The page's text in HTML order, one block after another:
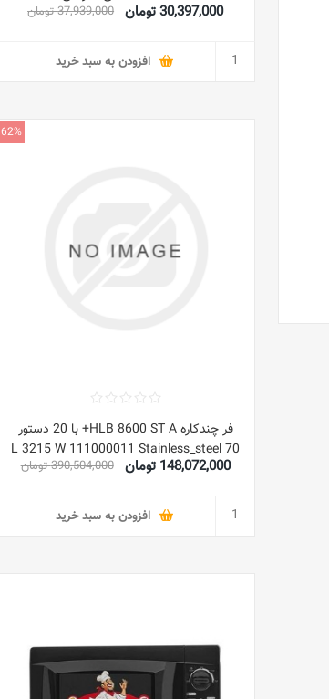
30,397,000 تومان 37,939,000 تومان
افزودن به سبد خرید
62%
فر چندکاره HLB 8600 ST A+ با 20 دستور
70 L 3215 W 111000011 Stainless_steel
148,072,000 تومان 390,504,000 تومان
افزودن به سبد خرید